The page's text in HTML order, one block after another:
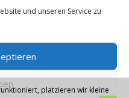
und unseren Service zu
platzieren wir kleine